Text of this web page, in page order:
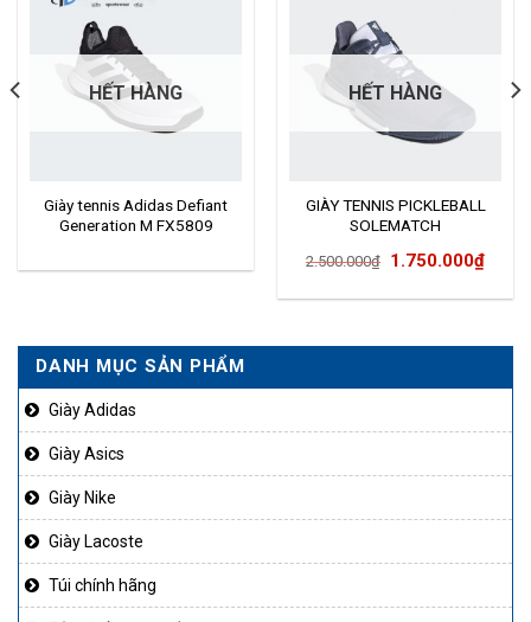
DANH MỤC SẢN PHẨM
Giày Adidas
Giày Asics
Giày Nike
Giày Lacoste
Túi chính hãng
HẾT HÀNG
Giày tennis Adidas Defiant
Generation M FX5809
HẾT HÀNG
GIÀY TENNIS PICKLEBALL
SOLEMATCH
2.500.000₫ Giá
2.500.000₫.
1.750.000₫Giá
là: